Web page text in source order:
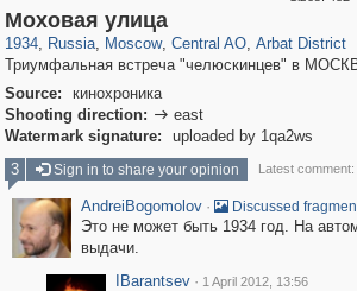
Моховая улица
1934, Russia
1,407,780
, Moscow
319,968 8,295
, Central AO
160,055
, Arbat District
Триумфальная встреча "челюскинцев" в
Source:
кинохроника
Shooting direction:  east
Watermark signature:
uploaded by 1qa2ws
3
Sign in to share your opinion Latest comment:
AndreiBogomolov · Discussed
Это не может быть 1934 год. На
выдачи.
IBarantsev · 1 April 2012, 13:56